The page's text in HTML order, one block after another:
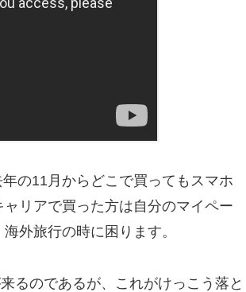
の11月からどこで買ってもスマホ
リアで買った方は自分のマイペー
外旅行の時に困ります。
るのであるが、これがけっこう落と